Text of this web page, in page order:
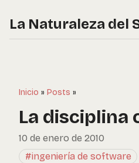
La Naturaleza del
Inicio » Posts »
La disciplina
10 de enero de 2010
#ingeniería de software